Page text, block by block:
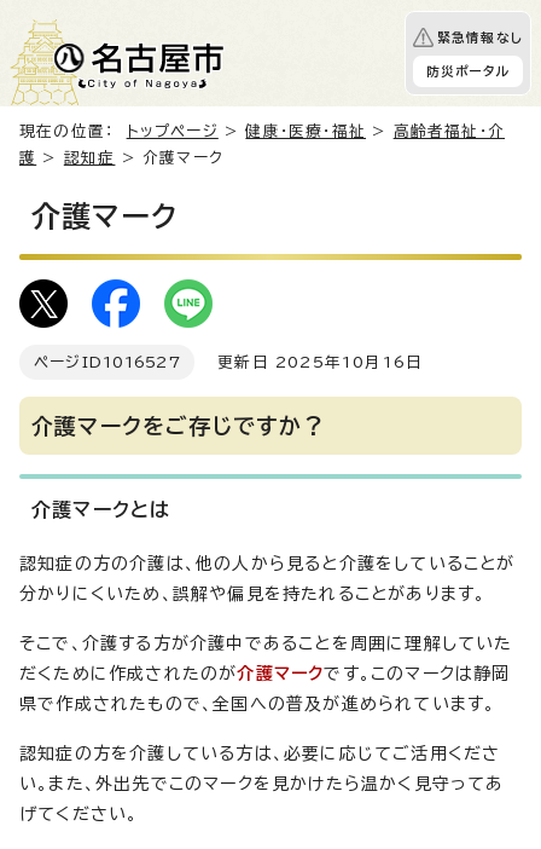
緊急情報なし
防災ポータル
現在の位置： トップページ >健康・医療・福祉 > 高齢者福祉・介
護
> 認知症 > 介護マーク
介護マーク
ページID 1016527 更新日 2025年10月16日
介護マークをご存じですか？
介護マークとは
認知症の方の介護は、他の人から見ると介護をしていることが
分かりにくいため、誤解や偏見を持たれることがあります。
そこで、介護する方が介護中であることを周囲に理解していた
だくために作成されたのが介護マークです。このマークは静岡
県で作成されたもので、全国への普及が進められています。
認知症の方を介護している方は、必要に応じてご活用くださ
い。また、外出先でこのマークを見かけたら温かく見守ってあ
げてください。